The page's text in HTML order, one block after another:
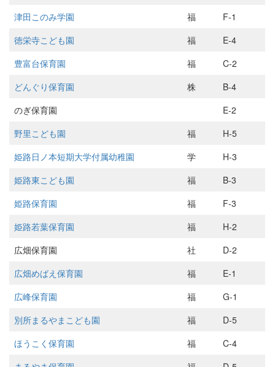
津田このみ学園
福
F-1
徳栄寺こども園
福
E-4
豊富台保育園
福
C-2
どんぐり保育園
株
B-4
のぎ保育園
E-2
野里こども園
福
H-5
姫路日ノ本短期大学付属幼稚園
学
H-3
姫路東こども園
福
B-3
姫路保育園
福
F-3
姫路若葉保育園
福
H-2
広畑保育園
社
D-2
広畑めばえ保育園
福
E-1
広峰保育園
福
G-1
別所まるやまこども園
福
D-5
ほうこく保育園
福
C-4